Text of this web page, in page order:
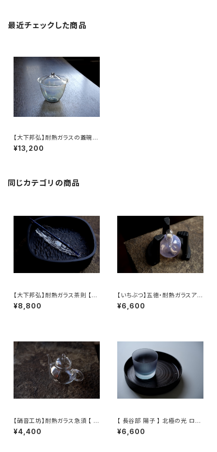
最近チェックした商品
【大下邦弘】耐熱ガラスの蓋碗
【OshitaKunihiro】heat-resi
stant glass gaiwan
¥13,200
同じカテゴリの商品
【大下邦弘】耐熱ガラス茶則 【O
shitaKunihiro】Tea Scoop
¥8,800
【いちぶつ】五徳・耐熱ガラスアル
コールランプ 一式 /【 ichibutu
】Trivet & Heat-resistant Gl
¥6,600
【硝音工坊】耐熱ガラス急須 【 S
hione Studio】Borosilicate
glass teapot
¥4,400
【 長谷部 陽子 】 北極の光 ロッ
クグラス / 【 Yoko Hasebe 】
Whisky Tumbler
¥6,600